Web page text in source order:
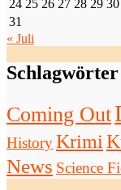
24 25 26 27 28 29 30
31
« Juli
Schlagwörter
Coming Out
HistoryKrimi
News Science